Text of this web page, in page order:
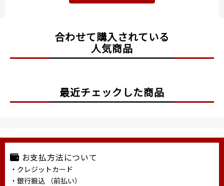
合わせて購入されている
人気商品
最近チェックした商品
お支払方法について
・クレジットカード
・銀行振込 （前払い）